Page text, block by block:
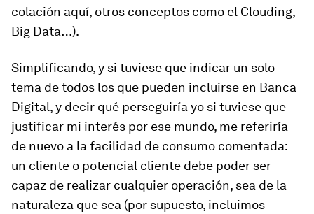
colación aquí, otros conceptos como el Clouding,
Big Data…).
Simplificando, y si tuviese que indicar un solo
tema de todos los que pueden incluirse en Banca
Digital, y decir qué perseguiría yo si tuviese que
justificar mi interés por ese mundo, me referiría
de nuevo a la facilidad de consumo comentada:
un cliente o potencial cliente debe poder ser
capaz de realizar cualquier operación, sea de la
naturaleza que sea (por supuesto, incluimos